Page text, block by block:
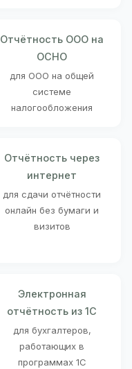
Отчётность ООО на
ОСНО
для ООО на общей
системе
налогообложения
Отчётность через
интернет
для сдачи отчётности
онлайн без бумаги и
визитов
Электронная
отчётность из 1С
для бухгалтеров,
работающих в
программах 1С